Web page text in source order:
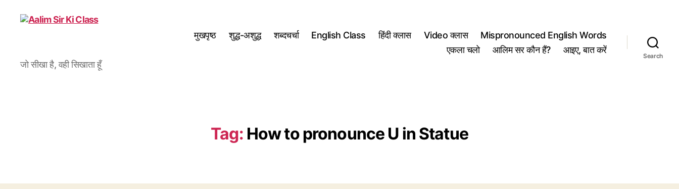
Aalim
Sir
जो सीखा है, वही सिखाता हूँ
मुखपृष्ठ शुद्ध-अशुद्ध शब्दचर्चा English Class हिंदी क्लास Video क्लास
Mispronounced English Words
एकला चलो
आलिम सर कौन हैं? आइए, बात करें
Search
Tag: How to pronounce U in Statue